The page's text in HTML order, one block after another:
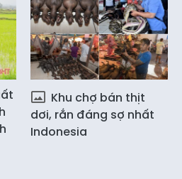
Khu chợ bán thịt
dơi, rắn đáng sợ nhất
Indonesia